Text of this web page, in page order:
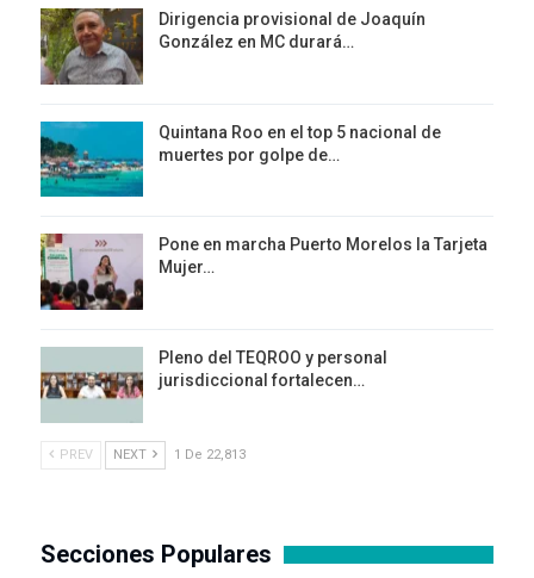
Dirigencia provisional de Joaquín
González en MC durará…
Quintana Roo en el top 5 nacional de
muertes por golpe de…
Pone en marcha Puerto Morelos la Tarjeta
Mujer…
Pleno del TEQROO y personal
jurisdiccional fortalecen…
PREV NEXT 1 De 22,813
Secciones Populares